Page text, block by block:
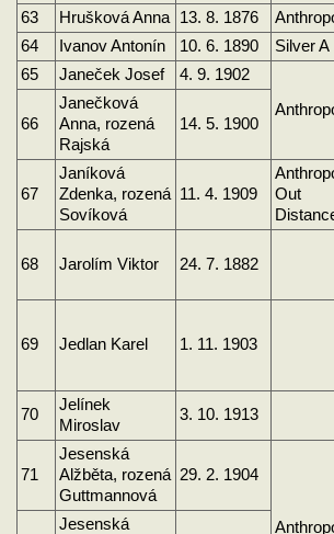
63
Hrušková Anna 13. 8. 1876
64
Ivanov Antonín 10. 6. 1890
Silver A
65
Janeček Josef
4. 9. 1902
66
Janečková
Anna, rozená
Rajská
14. 5. 1900
67
Janíková
Zdenka, rozená
Sovíková
11. 4. 1909
Out
68 Jarolím Viktor 24. 7. 1882
69 Jedlan Karel 1. 11. 1903
70
Jelínek
Miroslav
3. 10. 1913
71
Jesenská
Alžběta, rozená
Guttmannová
29. 2. 1904
Jesenská